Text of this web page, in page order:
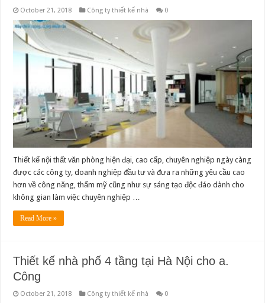
October 21, 2018 Công ty thiết kế nhà 0
Thiết kế nội thất văn phòng hiện đại, cao cấp, chuyên nghiệp ngày càng
được các công ty, doanh nghiệp đầu tư và đưa ra những yêu cầu cao
hơn về công năng, thẩm mỹ cũng như sự sáng tạo độc đáo dành cho
không gian làm việc chuyên nghiệp …
Read More »
Thiết kế nhà phố 4 tầng tại Hà Nội cho a.
Công
October 21, 2018 Công ty thiết kế nhà 0